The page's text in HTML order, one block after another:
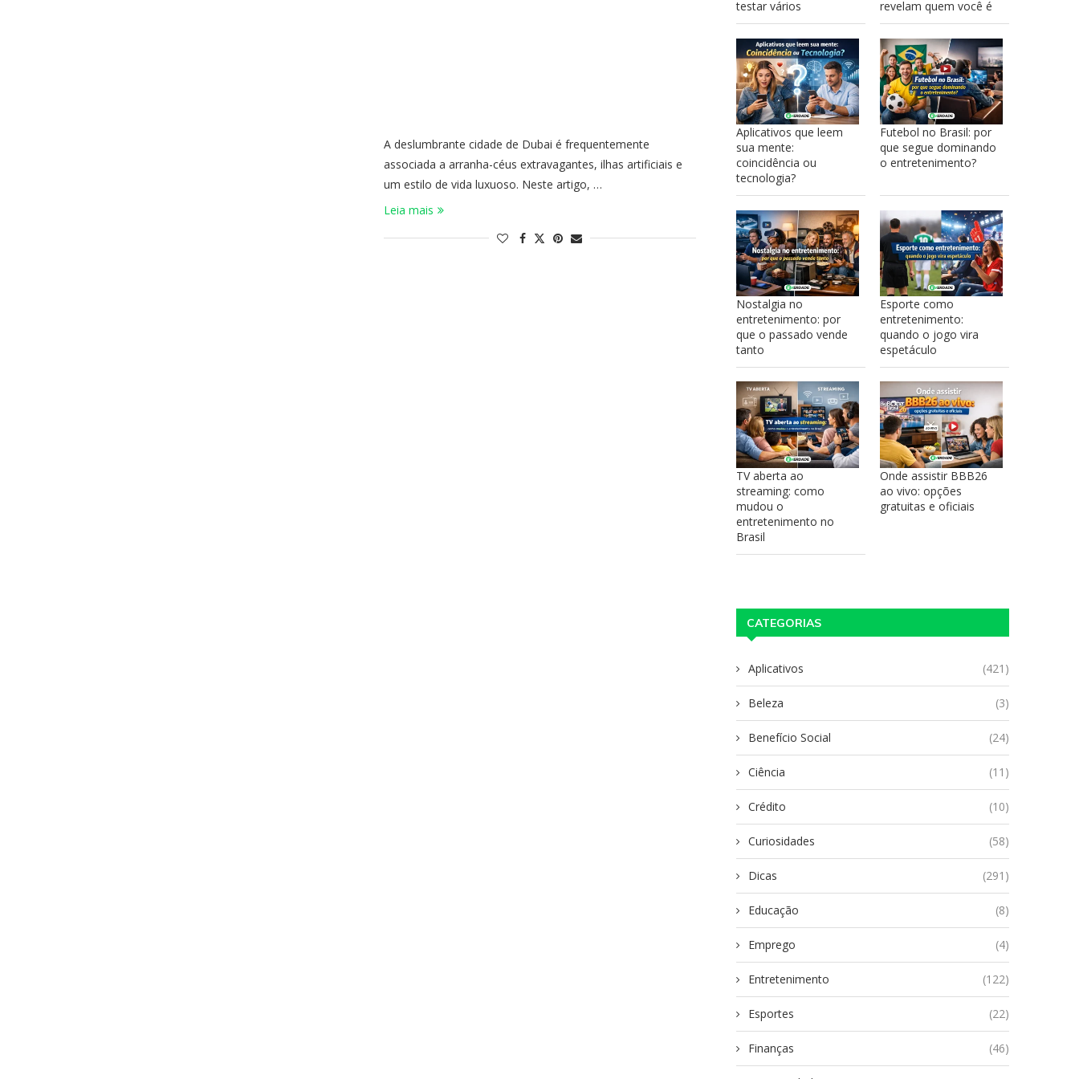
A deslumbrante cidade de Dubai é frequentemente
associada a arranha-céus extravagantes, ilhas artificiais e
um estilo de vida luxuoso. Neste artigo, …
Leia mais
testar vários revelam quem você é
Aplicativos que leem
sua mente:
coincidência ou
tecnologia?
Futebol no Brasil: por
que segue dominando
o entretenimento?
Nostalgia no
entretenimento: por
que o passado vende
tanto
Esporte como
entretenimento:
quando o jogo vira
espetáculo
TV aberta ao
streaming: como
mudou o
entretenimento no
Brasil
Onde assistir BBB26
ao vivo: opções
gratuitas e oficiais
CATEGORIAS
Aplicativos (421)
Beleza (3)
Benefício Social (24)
Ciência (11)
Crédito (10)
Curiosidades (58)
Dicas (291)
Educação (8)
Emprego (4)
Entretenimento (122)
Esportes (22)
Finanças (46)